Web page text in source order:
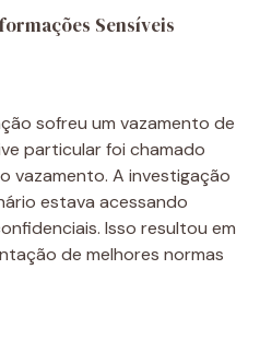
Sensíveis
sofreu um vazamento de
particular foi chamado
vazamento. A investigação
estava acessando
Isso resultou em
de melhores normas